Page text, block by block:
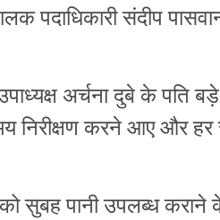
पदाधिकारी संदीप
अर्चना दुबे के पति
निरीक्षण करने आए और
सुबह पानी उपलब्ध कराने